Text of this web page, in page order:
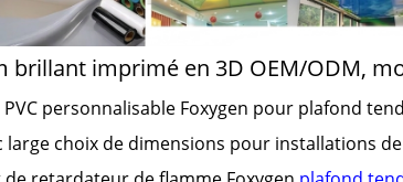
brillant imprimé en 3D OEM/ODM,
PVC personnalisable Foxygen pour plafond
large choix de dimensions pour installations